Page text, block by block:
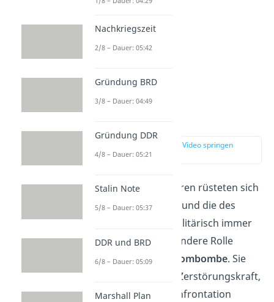
Die Rolle der
zur Stelle im Video springen
(03:09)
In den folgenden Jahren rüsteten sich
die Staaten der Nato und die des
Warschauer Pakts militärisch immer
weiter auf. Eine besondere Rolle
spielte hierbei die
Atombombe. Sie
hatte eine so starke Zerstörungskraft,
dass eine direkte Konfrontation
Nachkriegszeit
2/8 – Dauer: 05:42
Gründung BRD
3/8 – Dauer: 04:49
Gründung DDR
4/8 – Dauer: 05:21
Stalin Note
5/8 – Dauer: 05:37
DDR und BRD
6/8 – Dauer: 05:09
Marshall Plan